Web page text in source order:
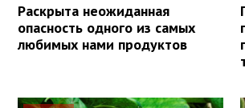
Раскрыта неожиданная
опасность одного из самых
любимых нами продуктов